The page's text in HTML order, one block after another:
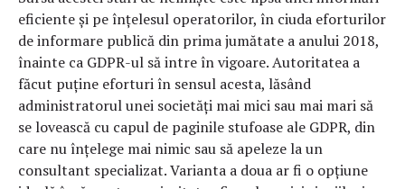
eficiente și pe înțelesul operatorilor, în ciuda eforturilor
de informare publică din prima jumătate a anului 2018,
înainte ca GDPR-ul să intre în vigoare. Autoritatea a
făcut puține eforturi în sensul acesta, lăsând
administratorul unei societăți mai mici sau mai mari să
se lovească cu capul de paginile stufoase ale GDPR, din
care nu înțelege mai nimic sau să apeleze la un
consultant specializat. Varianta a doua ar fi o opțiune